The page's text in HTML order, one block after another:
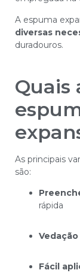
A espuma
diversas
duradouros.
Quais
As principais
são:
rápida
Fácil